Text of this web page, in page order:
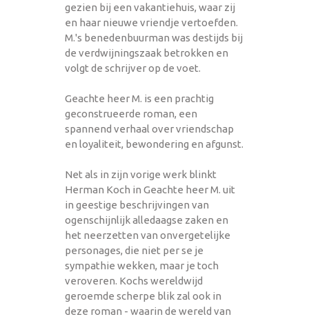
gezien bij een vakantiehuis, waar zij
en haar nieuwe vriendje vertoefden.
M.'s benedenbuurman was destijds bij
de verdwijningszaak betrokken en
volgt de schrijver op de voet.
Geachte heer M. is een prachtig
geconstrueerde roman, een
spannend verhaal over vriendschap
en loyaliteit, bewondering en afgunst.
Net als in zijn vorige werk blinkt
Herman Koch in Geachte heer M. uit
in geestige beschrijvingen van
ogenschijnlijk alledaagse zaken en
het neerzetten van onvergetelijke
personages, die niet per se je
sympathie wekken, maar je toch
veroveren. Kochs wereldwijd
geroemde scherpe blik zal ook in
deze roman - waarin de wereld van